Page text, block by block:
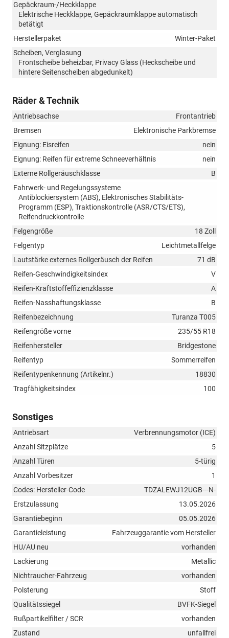
Gepäckraum-/Heckklappe
Elektrische Heckklappe, Gepäckraumklappe automatisch
betätigt
Herstellerpaket
Winter-Paket
Scheiben, Verglasung
Frontscheibe beheizbar, Privacy Glass (Heckscheibe und
hintere Seitenscheiben abgedunkelt)
Räder & Technik
Antriebsachse
Frontantrieb
Bremsen
Elektronische Parkbremse
Eignung: Eisreifen
nein
Eignung: Reifen für extreme Schneeverhältnis
nein
Externe Rollgeräuschklasse
B
Fahrwerk- und Regelungssysteme
Antiblockiersystem (ABS), Elektronisches Stabilitäts-
Programm (ESP), Traktionskontrolle (ASR/CTS/ETS),
Reifendruckkontrolle
Felgengröße
18 Zoll
Felgentyp
Leichtmetallfelge
Lautstärke externes Rollgeräusch der Reifen
71 dB
Reifen-Geschwindigkeitsindex
V
Reifen-Kraftstoffeffizienzklasse
A
Reifen-Nasshaftungsklasse
B
Reifenbezeichnung
Turanza T005
Reifengröße vorne
235/55 R18
Reifenhersteller
Bridgestone
Reifentyp
Sommerreifen
Reifentypenkennung (Artikelnr.)
18830
Tragfähigkeitsindex
100
Sonstiges
Antriebsart
Verbrennungsmotor (ICE)
Anzahl Sitzplätze
5
Anzahl Türen
5-türig
Anzahl Vorbesitzer
1
Codes: Hersteller-Code
TDZALEWJ12UGB---N-
Erstzulassung
13.05.2026
Garantiebeginn
05.05.2026
Garantieleistung
Fahrzeuggarantie vom Hersteller
HU/AU neu
vorhanden
Lackierung
Metallic
Nichtraucher-Fahrzeug
vorhanden
Polsterung
Stoff
Qualitätssiegel
BVFK-Siegel
Rußpartikelfilter / SCR
vorhanden
Zustand
unfallfrei